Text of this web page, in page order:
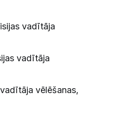
vadītāja
vadītāja
vēlēšanas,